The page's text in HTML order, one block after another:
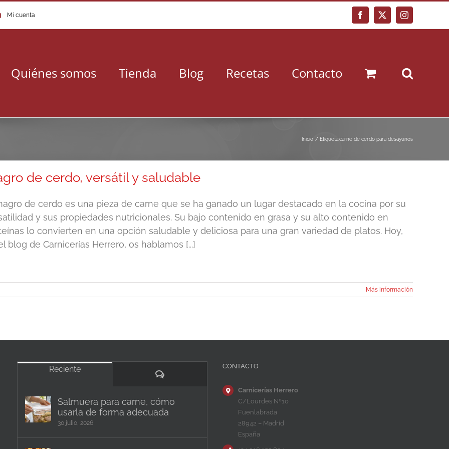
Mi cuenta Facebook
X Instagram
Quiénes somos Tienda Blog Recetas Contacto
Inicio Etiqueta:carne de cerdo para desayunos
de cerdo, versátil y saludable
de cerdo es una pieza de carne que se ha ganado un lugar destacado en la cocina por su
y sus propiedades nutricionales. Su bajo contenido en grasa y su alto contenido en
lo convierten en una opción saludable y deliciosa para una gran variedad de platos. Hoy,
blog de Carnicerías Herrero, os hablamos [...]
Más información
Reciente
Comentarios
Salmuera para carne, cómo
usarla de forma adecuada
30 julio, 2026
CONTACTO
Carnicerías Herrero
C/Lourdes Nº10
Fuenlabrada
28942 – Madrid
España